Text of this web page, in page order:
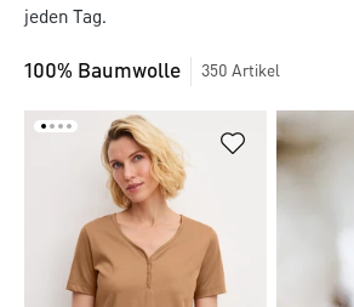
jeden Tag.
100% Baumwolle 350 Artikel